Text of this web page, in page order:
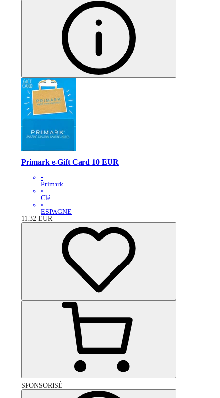
Primark e-Gift Card 10 EUR
•
Primark
•
Clé
•
ESPAGNE
11.32 EUR
SPONSORISÉ